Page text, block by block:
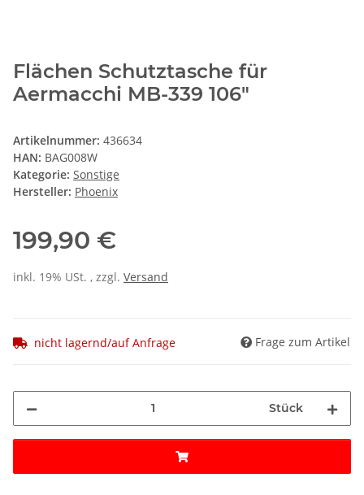
Flächen Schutztasche für
Aermacchi MB-339 106"
Artikelnummer: 436634
HAN: BAG008W
Kategorie: Sonstige
Hersteller: Phoenix
199,90 €
inkl. 19% USt. , zzgl. Versand
nicht lagernd/auf Anfrage Frage zum Artikel
Stück